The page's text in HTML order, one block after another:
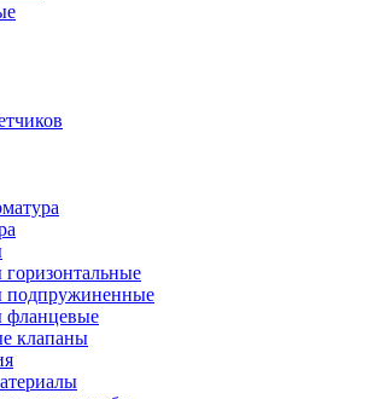
подпружиненные
фланцевые
клапаны